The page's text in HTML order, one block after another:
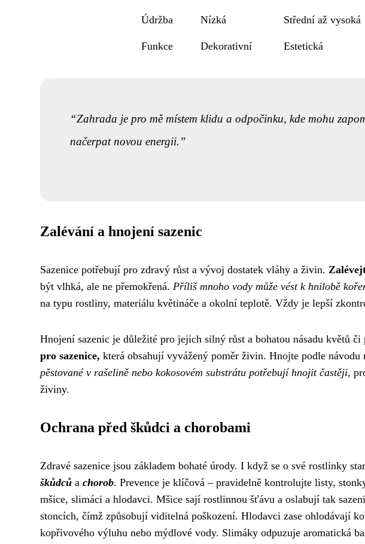
Údržba Nízká Střední až vysoká
Funkce Dekorativní Estetická
Zahrada je pro mě místem klidu a odpočinku, kde mohu
načerpat novou energii.
Zalévání a hnojení sazenic
Sazenice potřebují pro zdravý růst a vývoj dostatek vláhy a živin.
být vlhká, ale ne přemokřená. Příliš mnoho vody může vést k hnilobě
na typu rostliny, materiálu květináče a okolní teplotě. Vždy je lepší
Hnojení sazenic je důležité pro jejich silný růst a bohatou násadu květů či
pro sazenice, která obsahují vyvážený poměr živin. Hnojte podle
pěstované v rašelině nebo kokosovém substrátu potřebují hnojit častěji,
živiny.
Ochrana před škůdci a chorobami
Zdravé sazenice jsou základem bohaté úrody. I když se o své rostlinky
škůdců a chorob. Prevence je klíčová – pravidelně kontrolujte listy,
mšice, slimáci a hlodavci. Mšice sají rostlinnou šťávu a oslabují tak
stoncích, čímž způsobují viditelná poškození. Hlodavci zase ohlodávají
kopřivového výluhu nebo mýdlové vody. Slimáky odpuzuje aromatická